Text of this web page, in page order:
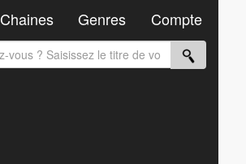
Chaines Genres Compte